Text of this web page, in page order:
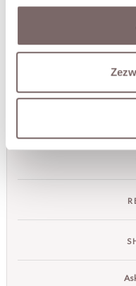
character.
• round neckline
The model is 173 cm
FABRIC /